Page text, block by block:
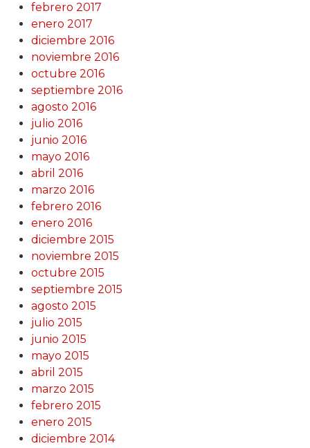
febrero 2017
enero 2017
diciembre 2016
noviembre 2016
octubre 2016
septiembre 2016
agosto 2016
julio 2016
junio 2016
mayo 2016
abril 2016
marzo 2016
febrero 2016
enero 2016
diciembre 2015
noviembre 2015
octubre 2015
septiembre 2015
agosto 2015
julio 2015
junio 2015
mayo 2015
abril 2015
marzo 2015
febrero 2015
enero 2015
diciembre 2014